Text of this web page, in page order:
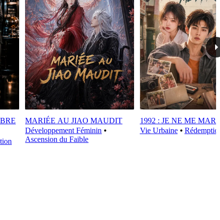
MARIÉE AU JIAO MAUDIT
Développement Féminin ⦁
Ascension du Faible
1992 : JE NE ME
Vie Urbaine⦁